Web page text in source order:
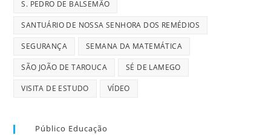
S. PEDRO DE BALSEMÃO
SANTUÁRIO DE NOSSA SENHORA DOS REMÉDIOS
SEGURANÇA SEMANA DA MATEMÁTICA
SÃO JOÃO DE TAROUCA SÉ DE LAMEGO
VISITA DE ESTUDO VÍDEO
Público Educação